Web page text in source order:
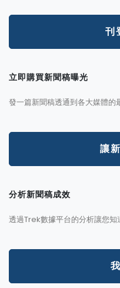
刊
立即購買新聞稿曝光
發一篇新聞稿透通到各大媒體的
讓
分析新聞稿成效
透過Trek數據平台的分析讓您知